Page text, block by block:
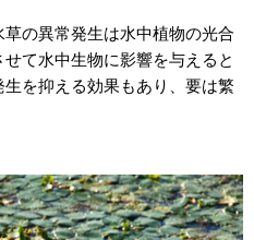
の異常発生は水中植物の光合
て水中生物に影響を与えると
を抑える効果もあり、要は繁